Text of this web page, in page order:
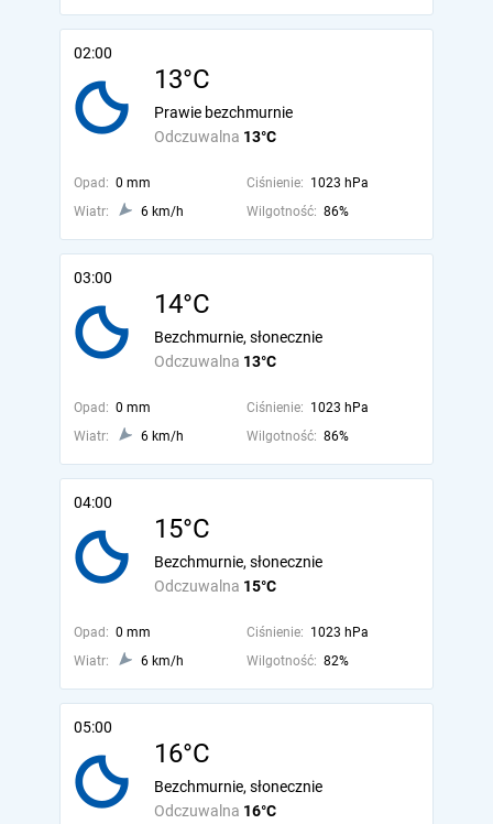
02:00
13°C
Odczuwalna 13°C
Prawie bezchmurnie
Opad: 0 mm Ciśnienie: 1023 hPa
Wiatr:
6 km/h Wilgotność: 86%
03:00
14°C
Odczuwalna 13°C
Bezchmurnie, słonecznie
Opad: 0 mm Ciśnienie: 1023 hPa
Wiatr:
6 km/h Wilgotność: 86%
04:00
15°C
Odczuwalna 15°C
Bezchmurnie, słonecznie
Opad: 0 mm Ciśnienie: 1023 hPa
Wiatr:
6 km/h Wilgotność: 82%
05:00
16°C
Odczuwalna 16°C
Bezchmurnie, słonecznie